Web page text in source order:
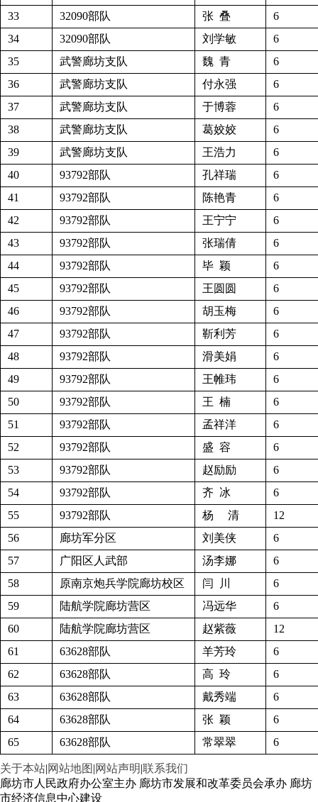
33
32090部队 张 叠
6
34
32090部队 刘学敏
6
35
武警廊坊支队 魏 青
6
36
武警廊坊支队 付永强
6
37
武警廊坊支队 于博蓉
6
38
武警廊坊支队 葛姣姣
6
39
武警廊坊支队 王浩力
6
40
93792部队 孔祥瑞
6
41
93792部队 陈艳青
6
42
93792部队 王宁宁
6
43
93792部队 张瑞倩
6
44
93792部队 毕 颖
6
45
93792部队 王圆圆
6
46
93792部队 胡玉梅
6
47
93792部队 靳利芳
6
48
93792部队 滑美娟
6
49
93792部队 王帷玮
6
50
93792部队 王 楠
6
51
93792部队 孟祥洋
6
52
93792部队 盛 容
6
53
93792部队 赵励励
6
54
93792部队 齐 冰
6
55
93792部队 杨 清
12
56
廊坊军分区 刘美侠
6
57
广阳区人武部 汤李娜
6
58
原南京炮兵学院廊坊校区 闫 川
6
59
陆航学院廊坊营区 冯远华
6
60
陆航学院廊坊营区 赵紫薇
12
61
63628部队 羊芳玲
6
62
63628部队 高 玲
6
63
63628部队 戴秀端
6
64
63628部队 张 颖
6
65
63628部队 常翠翠 6
关于本站|网站地图 |网站声明|联系我们
廊坊市人民政府办公室主办 廊坊市发展和改革委员会承办 廊坊
市经济信息中心建设